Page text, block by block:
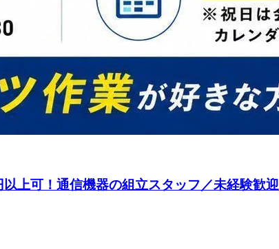
上可！通信機器の組立スタッフ／未経験歓迎